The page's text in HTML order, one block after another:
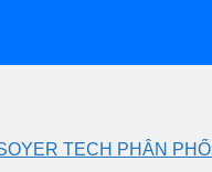
TECH PHÂN PHỐI